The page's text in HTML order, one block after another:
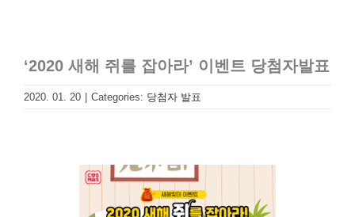
‘2020 새해 쥐를 잡아라’ 이벤트 당첨자발표
2020. 01. 20 | Categories: 당첨자 발표